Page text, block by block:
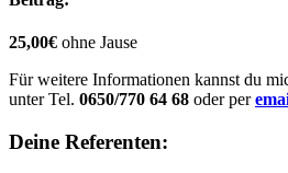
25,00€ ohne Jause
Für weitere Informationen kannst du
unter Tel. 0650/770 64 68 oder per
Deine Referenten: